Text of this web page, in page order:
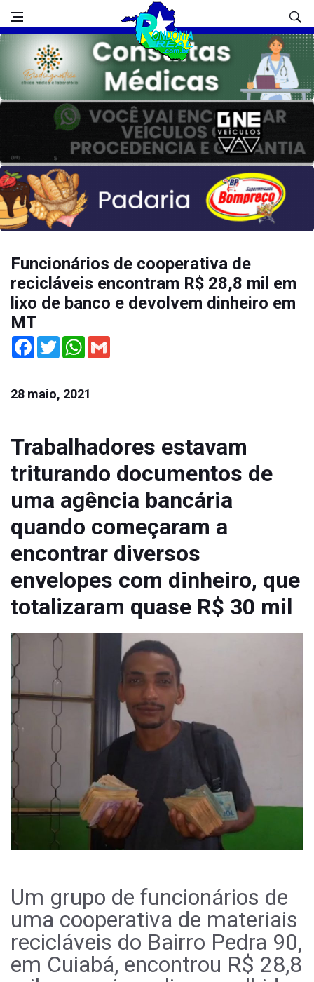
Funcionários de cooperativa de
recicláveis encontram R$ 28,8 mil em
lixo de banco e devolvem dinheiro em
MT
Facebook
TwitterWhatsApp
28 maio, 2021
Trabalhadores estavam
triturando documentos de
uma agência bancária
quando começaram a
encontrar diversos
envelopes com dinheiro, que
totalizaram quase R$ 30 mil
Um grupo de funcionários de
uma cooperativa de materiais
recicláveis do Bairro Pedra 90,
em Cuiabá, encontrou R$ 28,8